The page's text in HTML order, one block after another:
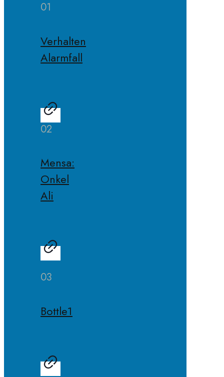
01
Verhalten
Alarmfall
02
Mensa:
Onkel
Ali
03
Bottle1